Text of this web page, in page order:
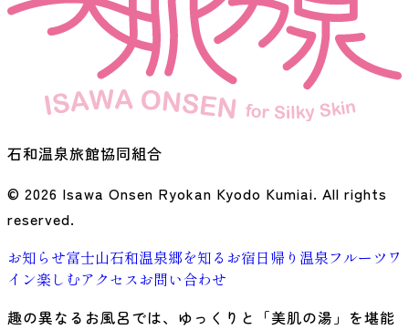
石和温泉旅館協同組合
© 2026 Isawa Onsen Ryokan Kyodo Kumiai. All rights
reserved.
お知らせ富士山石和温泉郷を知る お宿日帰り温泉フルーツ ワ
イン楽しむアクセスお問い合わせ
趣の異なるお風呂では、ゆっくりと「美肌の湯」を堪能